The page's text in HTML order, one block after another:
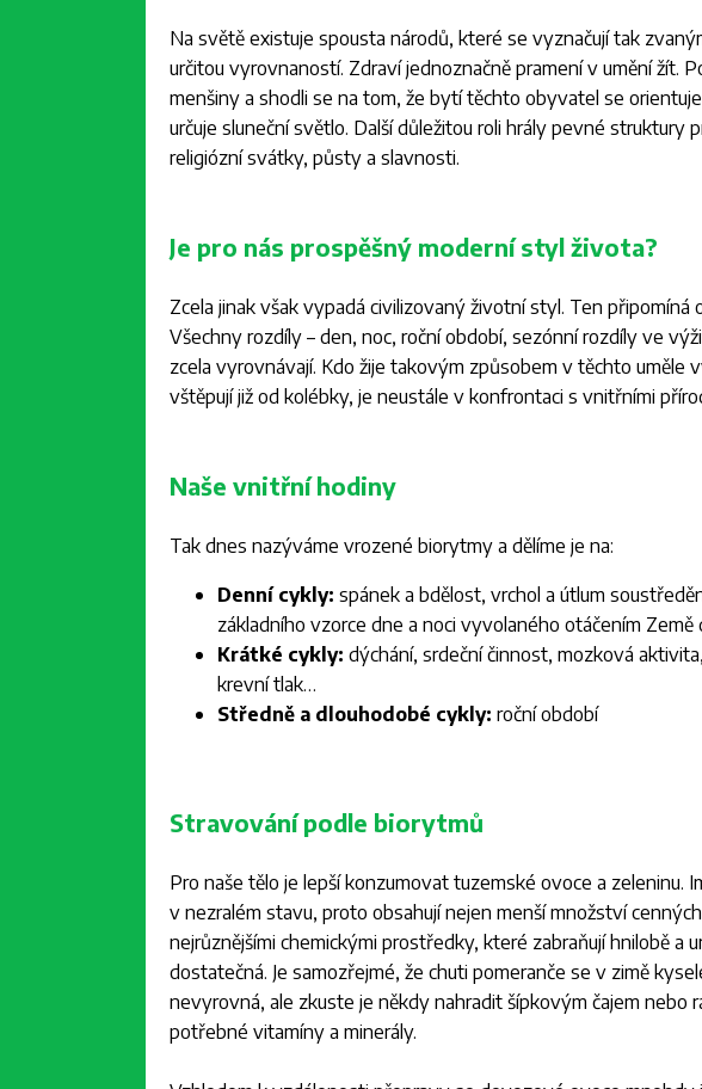
Na světě existuje spousta národů, které se vyznačují tak
určitou vyrovnaností. Zdraví jednoznačně pramení v umění žít.
menšiny a shodli se na tom, že bytí těchto obyvatel se
určuje sluneční světlo. Další důležitou roli hrály pevné struktury
religiózní svátky, půsty a slavnosti.
Je pro nás prospěšný moderní styl života?
Zcela jinak však vypadá civilizovaný životní styl. Ten
Všechny rozdíly – den, noc, roční období, sezónní rozdíly ve
zcela vyrovnávají. Kdo žije takovým způsobem v těchto uměle
vštěpují již od kolébky, je neustále v konfrontaci s vnitřními
Naše vnitřní hodiny
Tak dnes nazýváme vrozené biorytmy a dělíme je na:
Denní cykly: spánek a bdělost, vrchol a útlum
základního vzorce dne a noci vyvolaného otáčením Země
Krátké cykly: dýchání, srdeční činnost, mozková
krevní tlak…
Středně a dlouhodobé cykly: roční období
Stravování podle biorytmů
Pro naše tělo je lepší konzumovat tuzemské ovoce a zeleninu.
v nezralém stavu, proto obsahují nejen menší množství
nejrůznějšími chemickými prostředky, které zabraňují hnilobě a
dostatečná. Je samozřejmé, že chuti pomeranče se v zimě
nevyrovná, ale zkuste je někdy nahradit šípkovým čajem
potřebné vitamíny a minerály.